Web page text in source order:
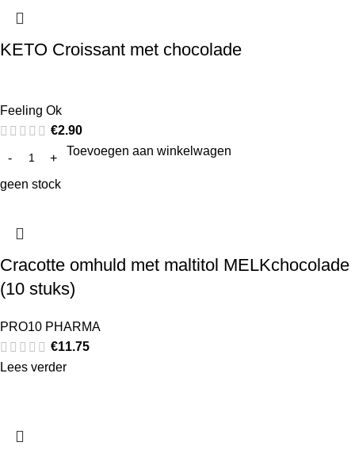
KETO Croissant met chocolade
Feeling Ok
€2.90
Toevoegen aan winkelwagen
geen stock
Cracotte omhuld met maltitol MELKchocolade
(10 stuks)
PRO10 PHARMA
€11.75
Lees verder